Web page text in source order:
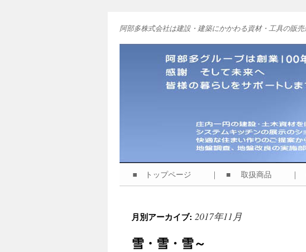
阿部多株式会社は建設・建築にかかわる資材・工具の販
テ
■ トップページ ｜ ■ 取扱商品
月別アーカイブ: 2017年11月
雪・雪・雪～